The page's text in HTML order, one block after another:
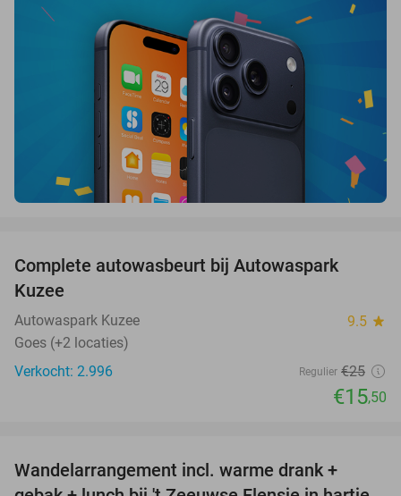
Complete autowasbeurt bij Autowaspark
Kuzee
Autowaspark Kuzee 9.5 star
Goes (+2 locaties)
Verkocht: 2.996
Regulier €25
€15,50
Wandelarrangement incl. warme drank +